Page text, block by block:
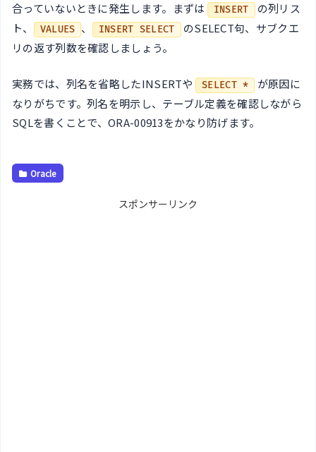
合っていないときに発生します。まずは
INSERT の列リス
ト、
VALUES 、 INSERT SELECT
のSELECT句、サブクエ
リの返す列数を確認しましょう。
実務では、列名を省略したINSERTや SELECT *
が原因に
なりがちです。列名を明示し、テーブル定義を確認しながら
SQLを書くことで、ORA-00913をかなり防げます。
Oracle
スポンサーリンク